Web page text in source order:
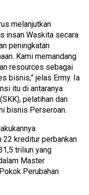
melanjutkan
insan Waskita secara
peningkatan
Kami memandang
resources sebagai
bisnis,” jelas Ermy. Ia
itu di antaranya
pelatihan dan
bisnis Perseroan.
22 kreditur perbankan
triliun yang
Master
Perubahan